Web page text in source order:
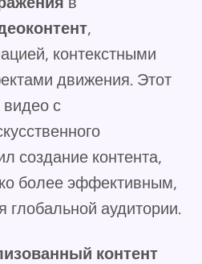
,
контекстными
движения. Этот
с
создание контента,
более эффективным,
глобальной аудитории.
контент